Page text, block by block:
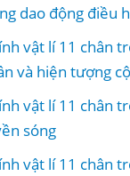
dao động điều
vật lí 11 chân
và hiện tượng
vật lí 11 chân
sóng
vật lí 11 chân